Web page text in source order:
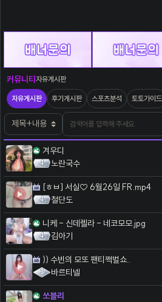
자유게시판
커뮤니티자유게시판
자유게시판 후기게시판 스포츠분석 토토가이드
검색대상 검색어
겨우디
노란국수
[ㅎㅂ] 서실♡ 6월26일 FR.mp4
철단도
니케 - 신데렐라 - 네코모모.jpg
김아기
)) 수빈의 모또 팬티쩍벌쇼..
바르티넬
쏘블리